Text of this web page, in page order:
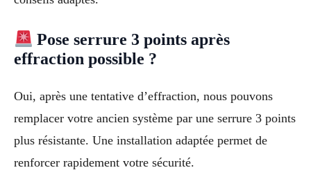
Pose serrure 3 points après
effraction possible ?
Oui, après une tentative d’effraction, nous pouvons
remplacer votre ancien système par une serrure 3 points
plus résistante. Une installation adaptée permet de
renforcer rapidement votre sécurité.